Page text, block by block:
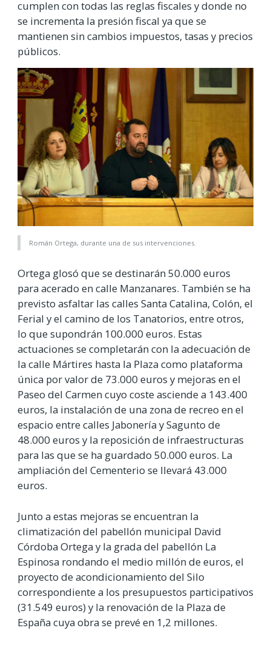
cumplen con todas las reglas fiscales y donde no
se incrementa la presión fiscal ya que se
mantienen sin cambios impuestos, tasas y precios
públicos.
Román Ortega, durante una de sus intervenciones.
Ortega glosó que se destinarán 50.000 euros
para acerado en calle Manzanares. También se ha
previsto asfaltar las calles Santa Catalina, Colón, el
Ferial y el camino de los Tanatorios, entre otros,
lo que supondrán 100.000 euros. Estas
actuaciones se completarán con la adecuación de
la calle Mártires hasta la Plaza como plataforma
única por valor de 73.000 euros y mejoras en el
Paseo del Carmen cuyo coste asciende a 143.400
euros, la instalación de una zona de recreo en el
espacio entre calles Jabonería y Sagunto de
48.000 euros y la reposición de infraestructuras
para las que se ha guardado 50.000 euros. La
ampliación del Cementerio se llevará 43.000
euros.
Junto a estas mejoras se encuentran la
climatización del pabellón municipal David
Córdoba Ortega y la grada del pabellón La
Espinosa rondando el medio millón de euros, el
proyecto de acondicionamiento del Silo
correspondiente a los presupuestos participativos
(31.549 euros) y la renovación de la Plaza de
España cuya obra se prevé en 1,2 millones.